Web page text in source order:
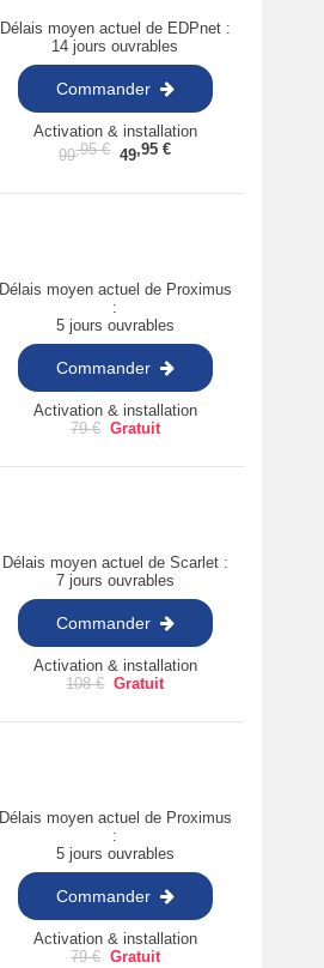
Délais moyen actuel de EDPnet :
14 jours ouvrables
Commander
Activation & installation
99,95€ 49,95€
Délais moyen actuel de Proximus
:
5 jours ouvrables
Commander
Activation & installation
79€ Gratuit
Délais moyen actuel de Scarlet :
7 jours ouvrables
Commander
Activation & installation
108€ Gratuit
Délais moyen actuel de Proximus
:
5 jours ouvrables
Commander
Activation & installation
79€ Gratuit